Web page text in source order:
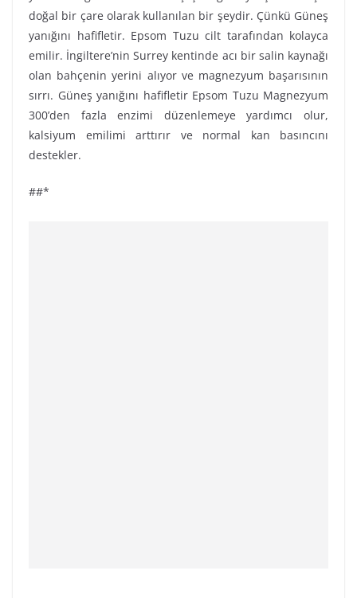
doğal bir çare olarak kullanılan bir şeydir. Çünkü Güneş
yanığını hafifletir. Epsom Tuzu cilt tarafından kolayca
emilir. İngiltere’nin Surrey kentinde acı bir salin kaynağı
olan bahçenin yerini alıyor ve magnezyum başarısının
sırrı. Güneş yanığını hafifletir Epsom Tuzu Magnezyum
300’den fazla enzimi düzenlemeye yardımcı olur,
kalsiyum emilimi arttırır ve normal kan basıncını
destekler.
##*